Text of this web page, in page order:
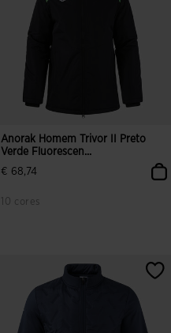
Anorak Homem Trivor II Preto
Verde Fluorescen...
€ 68,74
10 cores